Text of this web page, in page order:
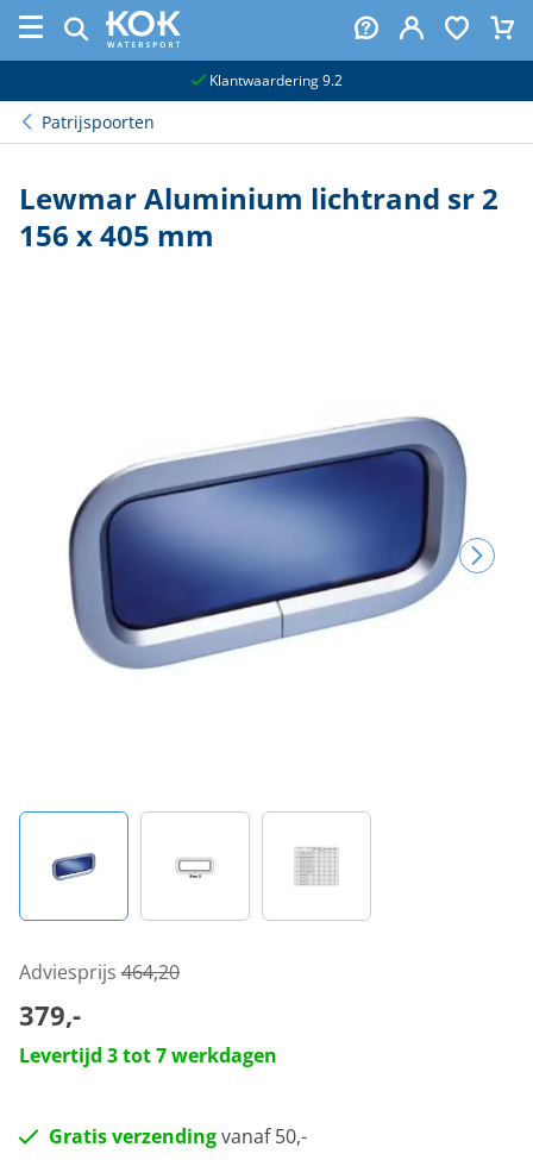
Klantwaardering 9.2
Patrijspoorten
Lewmar Aluminium lichtrand sr 2
156 x 405 mm
Adviesprijs 464,20
379,-
Levertijd 3 tot 7 werkdagen
Gratis verzendingvanaf 50,-